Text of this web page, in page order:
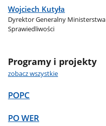
Wojciech Kutyła
Dyrektor Generalny Ministerstwa
Sprawiedliwości
Programy i projekty
zobacz wszystkie
POPC
PO WER